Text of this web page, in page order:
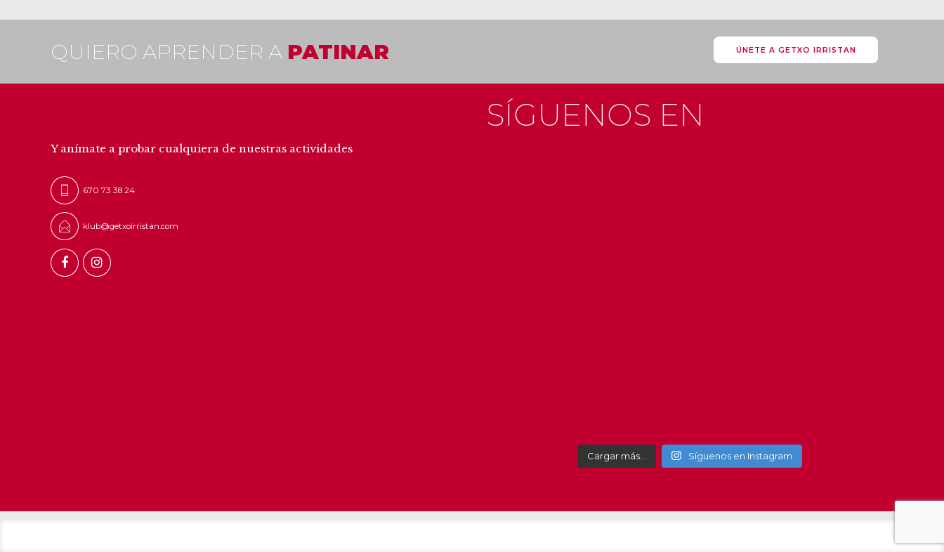
QUIERO APRENDER A PATINAR ÚNETE A GETXO IRRISTAN
Y anímate a probar cualquiera de nuestras actividades
670 73 38 24
klub@getxoirristan.com
SÍGUENOS EN
Cargar más… Síguenos en Instagram